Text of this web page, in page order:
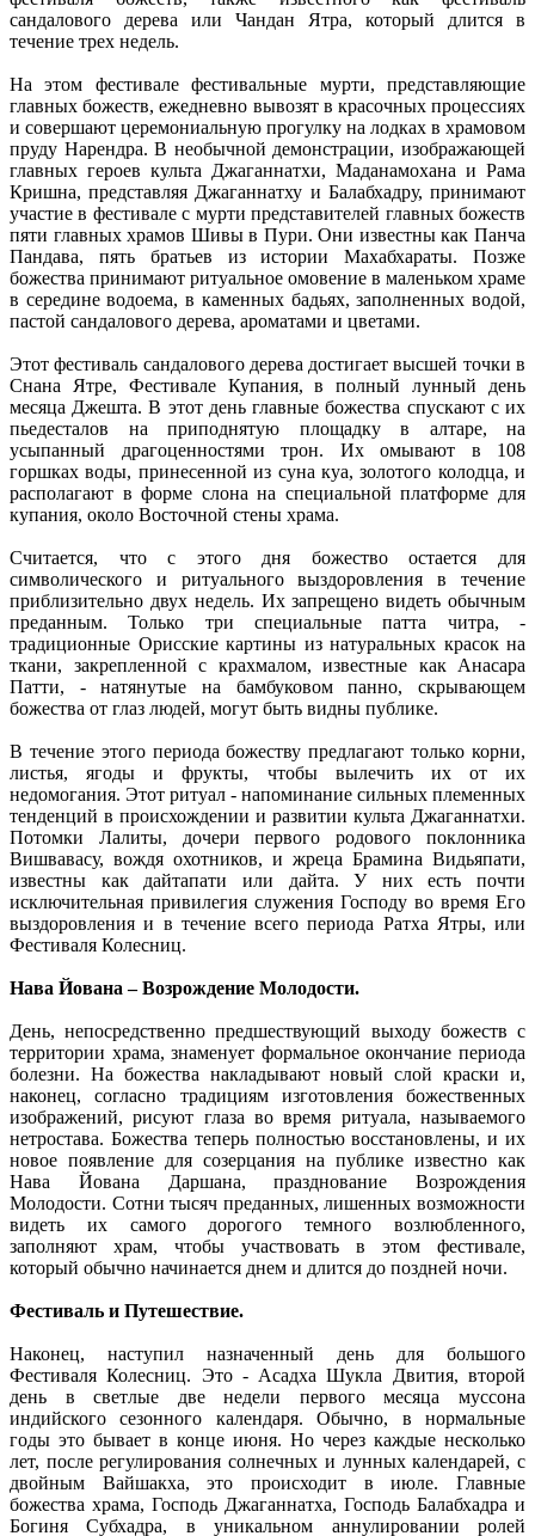
сандалового дерева или Чандан Ятра, который длится в
течение трех недель.
На этом фестивале фестивальные мурти, представляющие
главных божеств, ежедневно вывозят в красочных процессиях
и совершают церемониальную прогулку на лодках в храмовом
пруду Нарендра. В необычной демонстрации, изображающей
главных героев культа Джаганнатхи, Маданамохана и Рама
Кришна, представляя Джаганнатху и Балабхадру, принимают
участие в фестивале с мурти представителей главных божеств
пяти главных храмов Шивы в Пури. Они известны как Панча
Пандава, пять братьев из истории Махабхараты. Позже
божества принимают ритуальное омовение в маленьком храме
в середине водоема, в каменных бадьях, заполненных водой,
пастой сандалового дерева, ароматами и цветами.
Этот фестиваль сандалового дерева достигает высшей точки в
Снана Ятре, Фестивале Купания, в полный лунный день
месяца Джешта. В этот день главные божества спускают с их
пьедесталов на приподнятую площадку в алтаре, на
усыпанный драгоценностями трон. Их омывают в 108
горшках воды, принесенной из суна куа, золотого колодца, и
располагают в форме слона на специальной платформе для
купания, около Восточной стены храма.
Считается, что с этого дня божество остается для
символического и ритуального выздоровления в течение
приблизительно двух недель. Их запрещено видеть обычным
преданным. Только три специальные патта читра, -
традиционные Орисские картины из натуральных красок на
ткани, закрепленной с крахмалом, известные как Анасара
Патти, - натянутые на бамбуковом панно, скрывающем
божества от глаз людей, могут быть видны публике.
В течение этого периода божеству предлагают только корни,
листья, ягоды и фрукты, чтобы вылечить их от их
недомогания. Этот ритуал - напоминание сильных племенных
тенденций в происхождении и развитии культа Джаганнатхи.
Потомки Лалиты, дочери первого родового поклонника
Вишвавасу, вождя охотников, и жреца Брамина Видьяпати,
известны как дайтапати или дайта. У них есть почти
исключительная привилегия служения Господу во время Его
выздоровления и в течение всего периода Ратха Ятры, или
Фестиваля Колесниц.
Нава Йована – Возрождение Молодости.
День, непосредственно предшествующий выходу божеств с
территории храма, знаменует формальное окончание периода
болезни. На божества накладывают новый слой краски и,
наконец, согласно традициям изготовления божественных
изображений, рисуют глаза во время ритуала, называемого
нетростава. Божества теперь полностью восстановлены, и их
новое появление для созерцания на публике известно как
Нава Йована Даршана, празднование Возрождения
Молодости. Сотни тысяч преданных, лишенных возможности
видеть их самого дорогого темного возлюбленного,
заполняют храм, чтобы участвовать в этом фестивале,
который обычно начинается днем и длится до поздней ночи.
Фестиваль и Путешествие.
Наконец, наступил назначенный день для большого
Фестиваля Колесниц. Это - Асадха Шукла Двития, второй
день в светлые две недели первого месяца муссона
индийского сезонного календаря. Обычно, в нормальные
годы это бывает в конце июня. Но через каждые несколько
лет, после регулирования солнечных и лунных календарей, с
двойным Вайшакха, это происходит в июле. Главные
божества храма, Господь Джаганнатха, Господь Балабхадра и
Богиня Субхадра, в уникальном аннулировании ролей